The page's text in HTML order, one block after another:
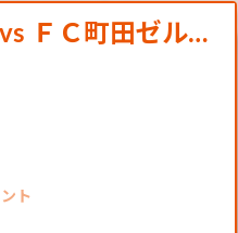
ＦＣ町田ゼル…
ト